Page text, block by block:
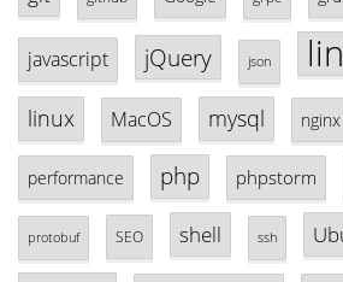
javascript jQuery json
linux MacOS mysql nginx
performance php phpstorm
protobuf SEO shell ssh